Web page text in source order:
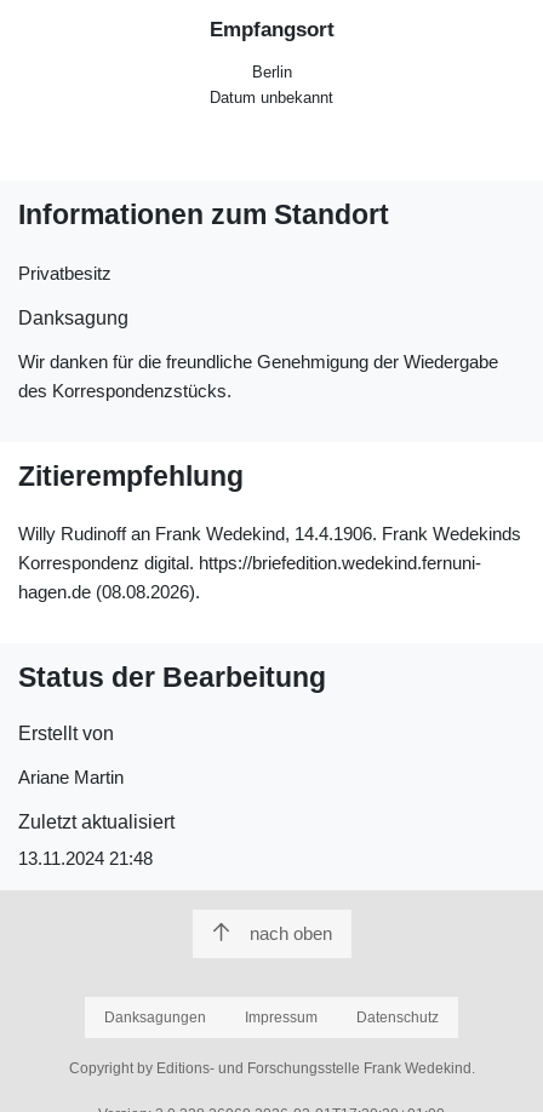
Empfangsort
Berlin
Datum unbekannt
Informationen zum Standort
Privatbesitz
Danksagung
Wir danken für die freundliche Genehmigung der Wiedergabe
des Korrespondenzstücks.
Zitierempfehlung
Willy Rudinoff an Frank Wedekind, 14.4.1906. Frank Wedekinds
Korrespondenz digital. https://briefedition.wedekind.fernuni-
hagen.de (08.08.2026).
Status der Bearbeitung
Erstellt von
Ariane Martin
Zuletzt aktualisiert
13.11.2024 21:48
nach oben
Danksagungen Impressum Datenschutz
Copyright by Editions- und Forschungsstelle Frank Wedekind.